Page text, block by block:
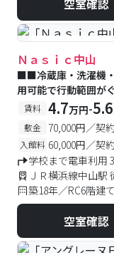
空室確認
#予約受付中 #空
Ｎａｓｉｃ中山
■■冷蔵庫・洗濯機
用可能で行動範囲が
賃料 4.7万円-5.6
敷金 70,000円／契
入館料 60,000円／契
学校まで電車利用
ＪＲ横浜線中山駅
築18年／RC6階建て
空室確認